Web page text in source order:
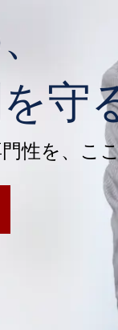
守
性を、こ